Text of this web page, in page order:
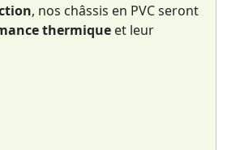
, nos châssis en PVC seront
thermique et leur